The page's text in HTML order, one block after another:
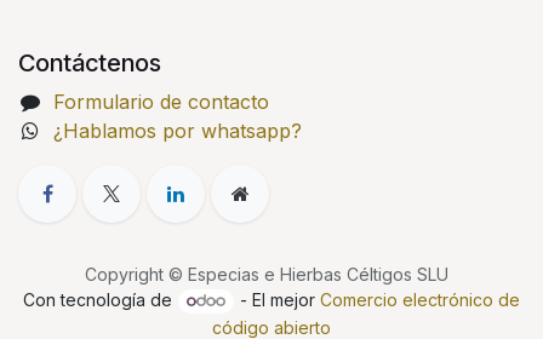
Contáctenos
Formulario de contacto
¿Hablamos por whatsapp?
Copyright © Especias e Hierbas Céltigos SLU
Con tecnología de
- El mejorComercio electrónico de
código abierto